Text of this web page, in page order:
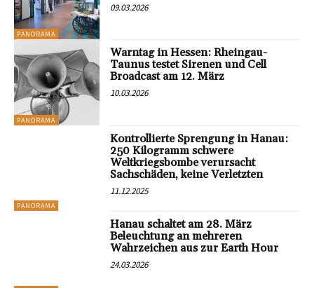
PANORAMA
09.03.2026
PANORAMA
Warntag in Hessen: Rheingau-
Taunus testet Sirenen und Cell
Broadcast am 12. März
10.03.2026
PANORAMA
Kontrollierte Sprengung in Hanau:
250 Kilogramm schwere
Weltkriegsbombe verursacht
Sachschäden, keine Verletzten
11.12.2025
Hanau schaltet am 28. März
Beleuchtung an mehreren
Wahrzeichen aus zur Earth Hour
24.03.2026